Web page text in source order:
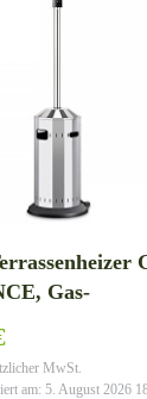
Gas-
Regulierung,
MwSt.
am: 5. August 2026